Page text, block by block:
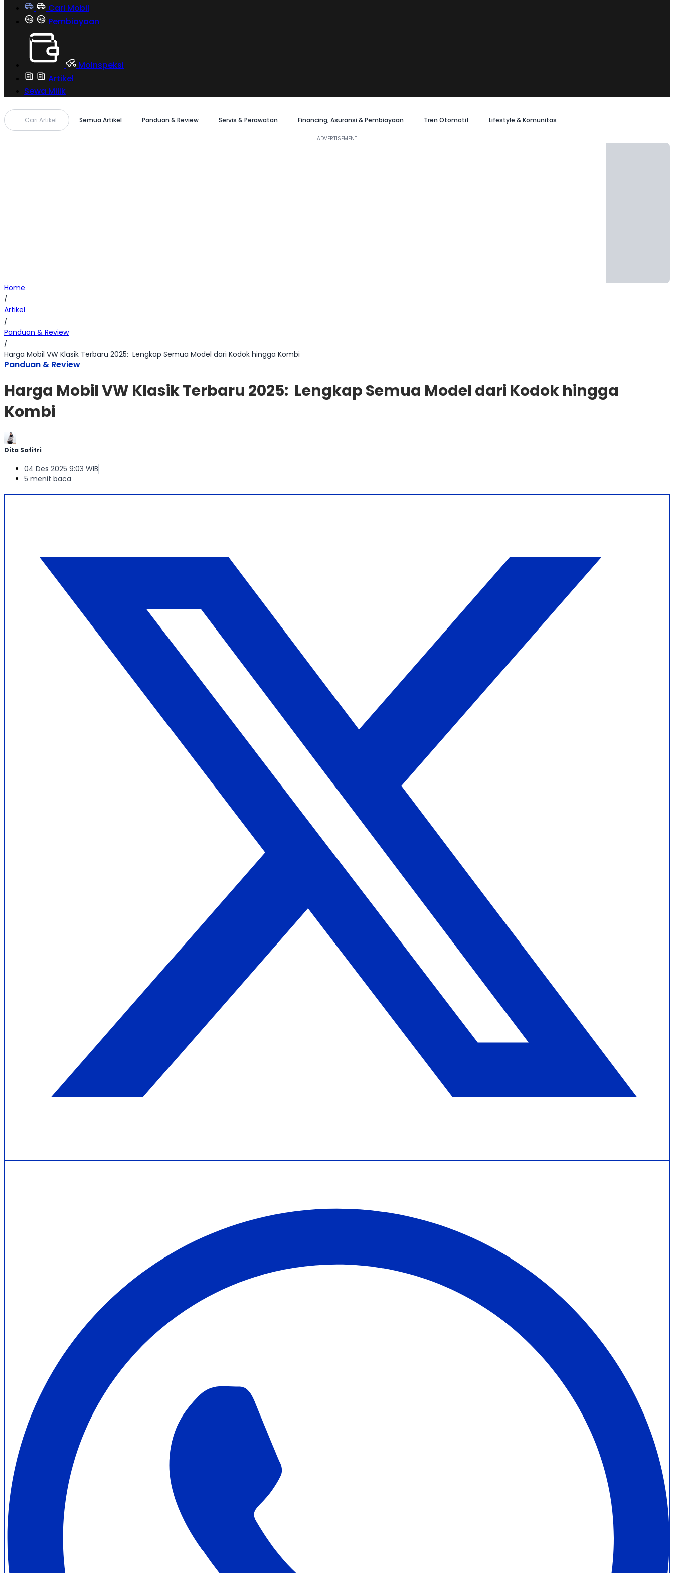
Cari Mobil
Pembiayaan
MoInspeksi
Artikel
Sewa Milik
Cari Artikel Semua Artikel Panduan & Review Servis & Perawatan Financing, Asuransi & Pembiayaan Tren Otomotif Lifestyle & Komunitas
Home
/
Artikel
/
Panduan & Review
/
Harga Mobil VW Klasik Terbaru 2025: Lengkap Semua Model dari Kodok hingga Kombi
Panduan & Review
Harga Mobil VW Klasik Terbaru 2025: Lengkap Semua Model dari Kodok hingga
Kombi
Dita Safitri
04 Des 2025 9:03 WIB
5 menit baca